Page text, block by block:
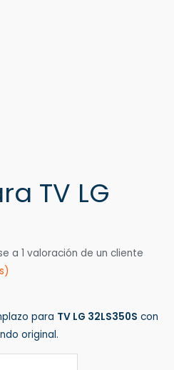
TV LG
a 1 valoración de un cliente
para TV LG 32LS350S con
original.